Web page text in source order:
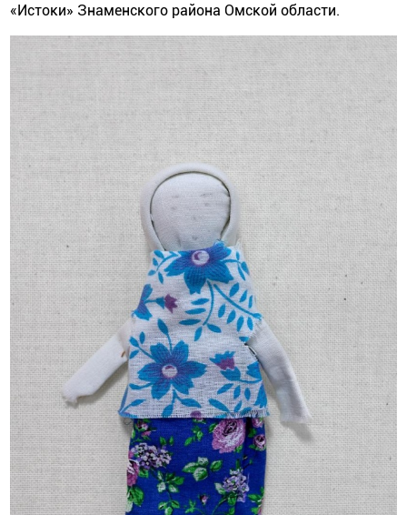
«Истоки» Знаменского района Омской области.